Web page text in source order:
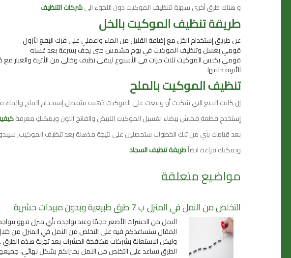
و هناك طرق أخرى سهلة لتنظيف الموكيت دون اللجوء الىشركات التنظيف
طريقة تنظيف الموكيت بالخل
عن طريق إستخدام الخل مع إضافة القليل من الماء واعملي على فرك البقع لتَزول
قومي بغسل وتنظيف الموكيت في يوم مشمس حتى يجف بسرعة بعد غسله
قومي بكنس الموكيت ثلاث مرات في الأسبوع ليبقى نظيف وخالي من الأتربة والغبار مع
الأتربة خلفها
تنظيف الموكيت بالملح
إن كانت البقع التي سُكِبت أو وقعت على الموكيت دُهنية فيُفضل إستخدام الملح
إستخدمِ قطعة قماش بيضاء لغسيل الموكيت الآبيض والفاتح اللون ويمكنكِ معرفة
بعد قيامك بأي من تلك الخطوات ستحصلين على نتيجة مذهلة بعد تنظيف الموكيت,
ويمكنك قراءة ايضاًطريقة تنظيف السجاد
مواضيع متعلقة
التخلص من النمل في المنزل ب 7 طرق طبيعية وبدون مبيدات حشرية
النمل من الحشرات الأصغر حجمًا وعند تواجده بأي منزل فهو
المقال سنساعدكم فيه على التخلص من النمل في المنزل من
وليكن الاستعانة بشركات مكافحة الحشرات بعد تجربة هذه
الطرق تساعد على التخلص من النمل بمنزلكم بشكل نهائي،